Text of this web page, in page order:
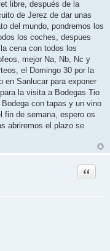
libre, después de la
de Jerez de dar unas
del mundo, pondremos los
los coches, despues
cena con todos los
mejor Na, Nb, Nc y
el Domingo 30 por la
en Sanlucar para exponer
la visita a Bodegas Tio
con tapas y un vino
fin de semana, espero os
abriremos el plazo se
Citar